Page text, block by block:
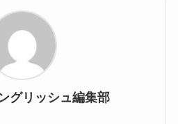
グリッシュ編集部